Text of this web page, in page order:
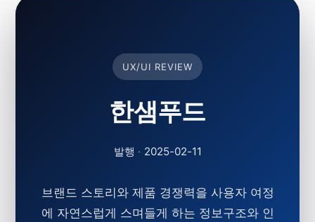
UX/UI REVIEW
한샘푸드
발행 · 2025-02-11
브랜드 스토리와 제품 경쟁력을 사용자 여정
에 자연스럽게 스며들게 하는 정보구조와 인